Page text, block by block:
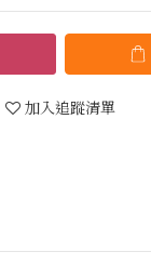
加入追蹤清單